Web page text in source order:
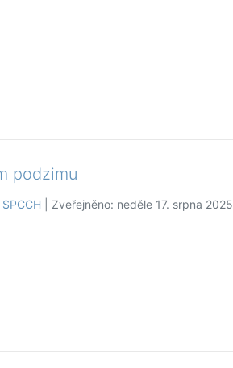
podzimu
| Zveřejněno: neděle 17. srpna 2025